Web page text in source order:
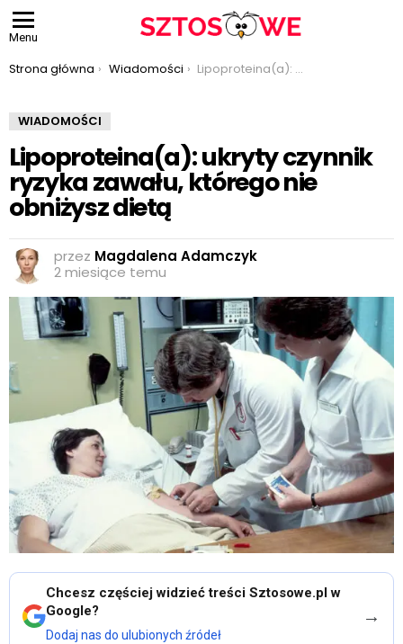
Menu
Jesteś tutaj:
Strona główna Wiadomości Lipoproteina(a): ukryty czynnik ryzyka zawału, którego nie obniżysz dietą
WIADOMOŚCI
Lipoproteina(a): ukryty czynnik
ryzyka zawału, którego nie
obniżysz dietą
przez Magdalena Adamczyk
2 miesiące temu
Chcesz częściej widzieć treści Sztosowe.pl w
Google?
Dodaj nas do ulubionych źródeł
→